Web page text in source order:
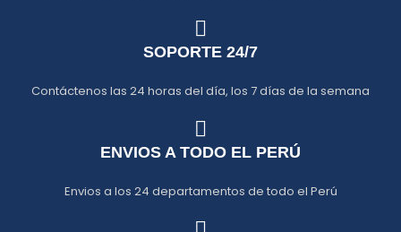
SOPORTE 24/7
Contáctenos las 24 horas del día, los 7 días de la semana
ENVIOS A TODO EL PERÚ
Envios a los 24 departamentos de todo el Perú